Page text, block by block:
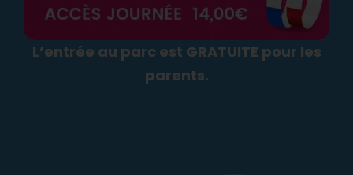
L’entrée au parc est GRATUITE pour les
parents.